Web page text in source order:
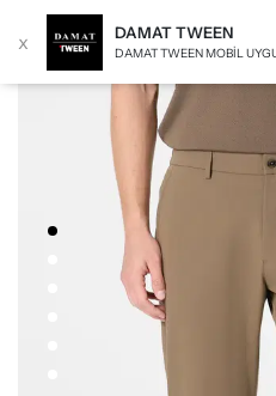
x DAMAT TWEEN
DAMAT TWEEN MOBIL